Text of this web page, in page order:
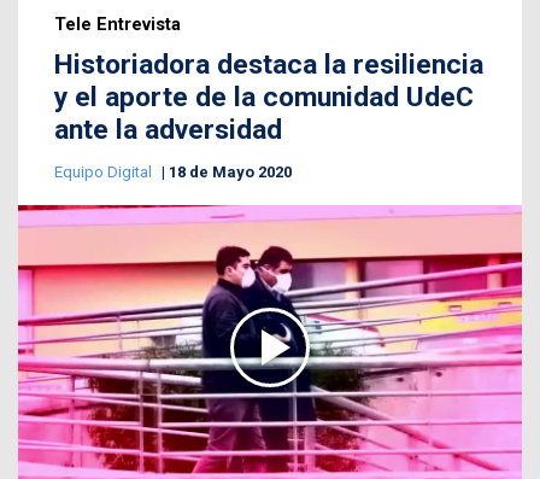
Tele Entrevista
Historiadora destaca la resiliencia
y el aporte de la comunidad UdeC
ante la adversidad
Equipo Digital 18 de Mayo 2020